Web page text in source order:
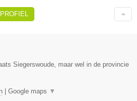
Siegerswoude, maar wel in de provincie
Google maps ▼